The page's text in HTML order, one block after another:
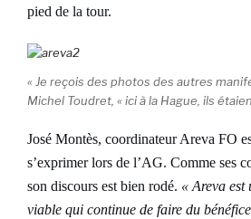
pied de la tour.
« Je reçois des photos des autres
Michel Toudret, « ici à la Hague, ils
José Montès, coordinateur Areva FO
s’exprimer lors de l’AG. Comme ses
son discours est bien rodé. « Areva est
viable qui continue de faire du